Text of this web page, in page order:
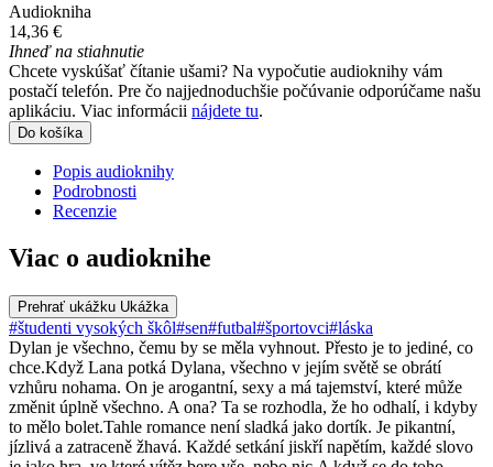
Audiokniha
14,36 €
Ihneď na stiahnutie
Chcete vyskúšať čítanie ušami? Na vypočutie audioknihy vám
postačí telefón. Pre čo najjednoduchšie počúvanie odporúčame našu
aplikáciu. Viac informácii nájdete tu.
Do košíka
Popis audioknihy
Podrobnosti
Recenzie
Viac o audioknihe
Prehrať ukážku Ukážka
#študenti vysokých škôl#sen#futbal#športovci#láska
Dylan je všechno, čemu by se měla vyhnout. Přesto je to jediné, co
chce.Když Lana potká Dylana, všechno v jejím světě se obrátí
vzhůru nohama. On je arogantní, sexy a má tajemství, které může
změnit úplně všechno. A ona? Ta se rozhodla, že ho odhalí, i kdyby
to mělo bolet.Tahle romance není sladká jako dortík. Je pikantní,
jízlivá a zatraceně žhavá. Každé setkání jiskří napětím, každé slovo